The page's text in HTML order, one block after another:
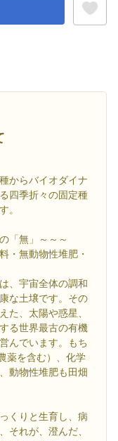
からバイオダイナ
四季折々の固定種
。
「無」～～～
・無動物性堆肥・
、宇宙全体の調和
な土壌です。その
た、太陽や惑星、
る世界最古の有機
んでいます。もち
薬を含む）、化学
動物性堆肥も田畑
くりと生育し、病
それが、澄んだ、